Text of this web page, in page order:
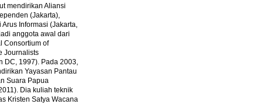
mendirikan Aliansi
(Jakarta),
Arus Informasi (Jakarta,
anggota awal dari
Consortium of
Journalists
DC, 1997). Pada 2003,
Yayasan Pantau
Suara Papua
Dia kuliah teknik
Kristen Satya Wacana